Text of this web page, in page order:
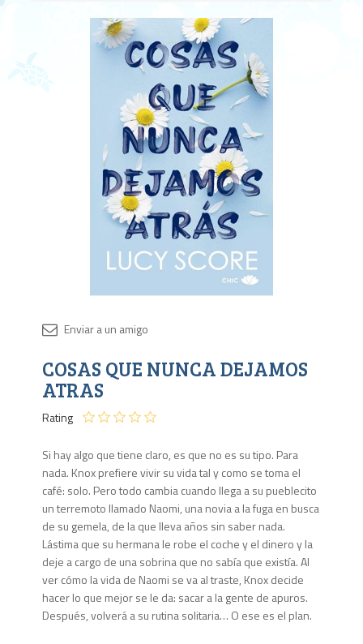
COSAS QUE NUNCA DEJAMOS
ATRAS
Rating
Si hay algo que tiene claro, es que no es su tipo. Para
nada. Knox prefiere vivir su vida tal y como se toma el
café: solo. Pero todo cambia cuando llega a su pueblecito
un terremoto llamado Naomi, una novia a la fuga en busca
de su gemela, de la que lleva años sin saber nada.
Lástima que su hermana le robe el coche y el dinero y la
deje a cargo de una sobrina que no sabía que existía. Al
ver cómo la vida de Naomi se va al traste, Knox decide
hacer lo que mejor se le da: sacar a la gente de apuros.
Después, volverá a su rutina solitaria… O ese es el plan.